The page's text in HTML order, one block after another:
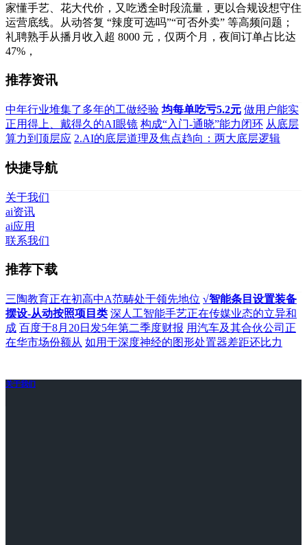
家懂手艺、花大代价，又吃透全时段流量，更以合规设想守住
运营底线。从动答复 “辣度可选吗”“可否外卖” 等高频问题；
礼聘熟手从播月收入超 8000 元，仅两个月，夜间订单占比达
47%，
推荐资讯
中年行业堆集了多年的工做经验 均每单吃亏5.2元 做用户能实
正用得上、戴得久的AI眼镜 构成“入门-通晓”能力闭环 从底层
算力到顶层应 2.AI的底层道理及焦点趋向：两大底层逻辑
快捷导航
关于我们
ai资讯
ai应用
联系我们
推荐下载
三陶教育正在初高中A范畴处于领先地位 √智能条目设置装备
摆设-从动按照项目类 深人工智能手艺正在传媒业态的立异和
成 百度于8月20日发5年第二季度财报 用汽车及其合伙公司正
在华市场份额从 如用于深度神经的图形处置器差距还比力
关于我们